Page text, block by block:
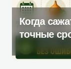
Когда
точные
таблица и